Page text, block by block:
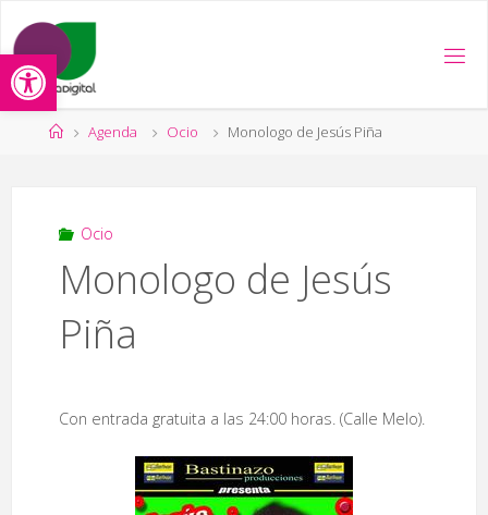
Abrir barra de herramientas
contenido
PáginaAgenda Ocio Monologo de Jesús Piña
Ocio
Monologo de Jesús
Piña
Con entrada gratuita a las 24:00 horas. (Calle Melo).